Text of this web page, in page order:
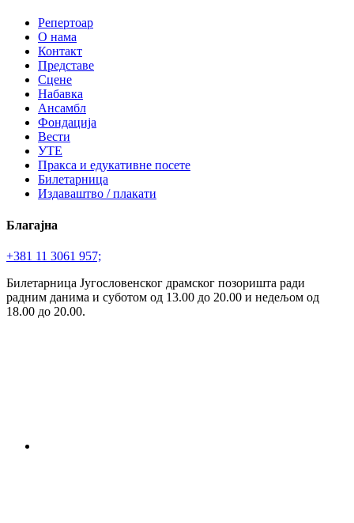
Репертоар
О нама
Контакт
Представе
Сцене
Набавка
Ансамбл
Фондација
Вести
УТЕ
Пракса и едукативне посете
Билетарница
Издаваштво / плакати
Благајна
+381 11 3061 957;
Билетарница Југословенског драмског позоришта ради
радним данима и суботом од 13.00 до 20.00 и недељом од
18.00 до 20.00.